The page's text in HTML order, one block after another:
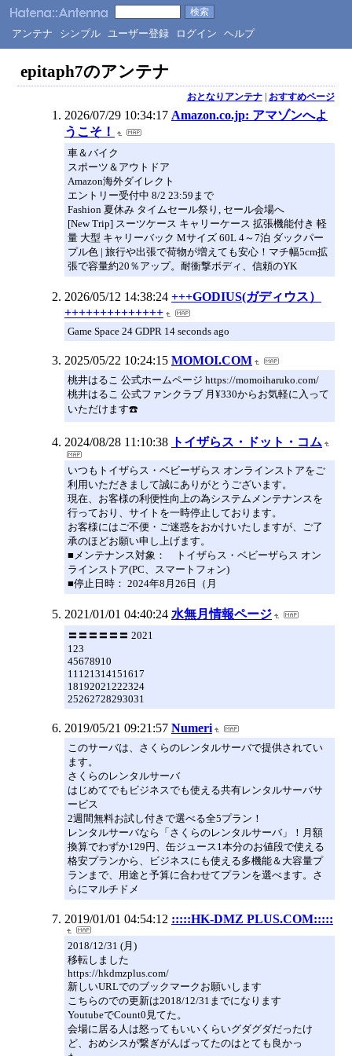
アンテナ シンプル ユーザー登録 ログイン ヘルプ
epitaph7のアンテナ
おとなりアンテナ| おすすめページ
2026/07/29 10:34:17 Amazon.co.jp: アマゾンへよ
うこそ！
車＆バイク
スポーツ＆アウトドア
Amazon海外ダイレクト
エントリー受付中 8/2 23:59まで
Fashion 夏休み タイムセール祭り, セール会場へ
[New Trip] スーツケース キャリーケース 拡張機能付き 軽
量 大型 キャリーバック Mサイズ 60L 4～7泊 ダックパー
プル色 | 旅行や出張で荷物が増えても安心！マチ幅5cm拡
張で容量約20％アップ。耐衝撃ボディ、信頼のYK
2026/05/12 14:38:24 +++GODIUS(ガディウス）
++++++++++++++
Game Space 24 GDPR 14 seconds ago
2025/05/22 10:24:15 MOMOI.COM
桃井はるこ 公式ホームページ https://momoiharuko.com/
桃井はるこ 公式ファンクラブ 月¥330からお気軽に入って
いただけます☎️
2024/08/28 11:10:38 トイザらス・ドット・コム
いつもトイザらス・ベビーザらス オンラインストアをご
利用いただきまして誠にありがとうございます。
現在、お客様の利便性向上の為システムメンテナンスを
行っており、サイトを一時停止しております。
お客様にはご不便・ご迷惑をおかけいたしますが、ご了
承のほどお願い申し上げます。
■メンテナンス対象： トイザらス・ベビーザらス オン
ラインストア(PC、スマートフォン)
■停止日時： 2024年8月26日（月
2021/01/01 04:40:24 水無月情報ページ
〓〓〓〓〓〓 2021
123
45678910
11121314151617
18192021222324
25262728293031
2019/05/21 09:21:57 Numeri
このサーバは、さくらのレンタルサーバで提供されてい
ます。
さくらのレンタルサーバ
はじめてでもビジネスでも使える共有レンタルサーバサ
ービス
2週間無料お試し付きで選べる全5プラン！
レンタルサーバなら「さくらのレンタルサーバ」！月額
換算でわずか129円、缶ジュース1本分のお値段で使える
格安プランから、ビジネスにも使える多機能＆大容量プ
ランまで、用途と予算に合わせてプランを選べます。さ
らにマルチドメ
2019/01/01 04:54:12 :::::HK-DMZ PLUS.COM:::::
2018/12/31 (月)
移転しました
https://hkdmzplus.com/
新しいURLでのブックマークお願いします
こちらのでの更新は2018/12/31までになります
YoutubeでCount0見てた。
会場に居る人は怒ってもいいくらいグダグダだったけ
ど、おめシスが繋ぎがんばってたのはとても良かっ